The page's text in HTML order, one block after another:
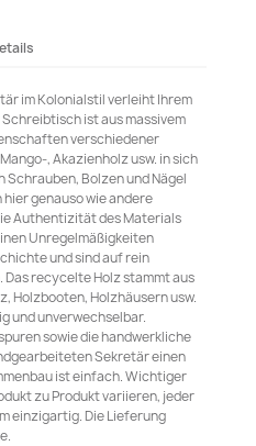
im Kolonialstil verleiht Ihrem
ist aus massivem
verschiedener
, Akazienholz usw. in sich
Bolzen und Nägel
genauso wie andere
Authentizität des Materials
Unregelmäßigkeiten
und sind auf rein
recycelte Holz stammt aus
Holzbooten, Holzhäusern usw.
und unverwechselbar.
sowie die handwerkliche
Sekretär einen
ist einfach. Wichtiger
zu Produkt variieren, jeder
einzigartig. Die Lieferung